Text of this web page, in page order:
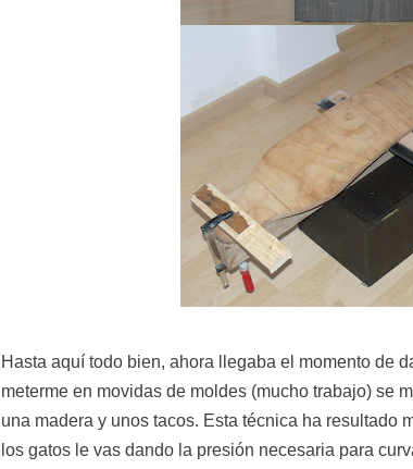
Hasta aquí todo bien, ahora llegaba el momento de
meterme en movidas de moldes (mucho trabajo) se
una madera y unos tacos. Esta técnica ha resultado
los gatos le vas dando la presión necesaria para